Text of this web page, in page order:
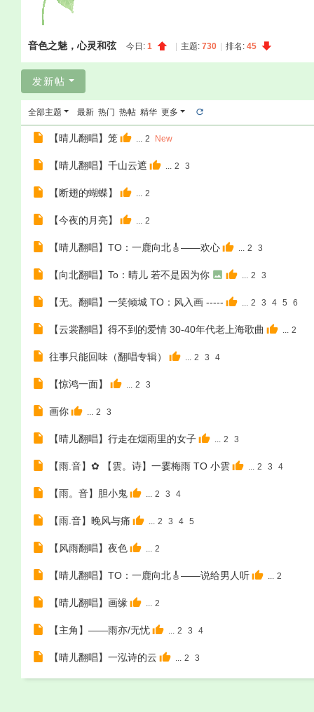
音色之魅，心灵和弦 今日: 1 主题: 730 排名: 45
发新帖
全部主题 最新 热门 热帖 精华 更多
【晴儿翻唱】笼 ... 2 New
【晴儿翻唱】千山云遮 ... 2 3
【断翅的蝴蝶】 ... 2
【今夜的月亮】 ... 2
【晴儿翻唱】TO：一鹿向北🎸——欢心 ... 2 3
【向北翻唱】To：晴儿 若不是因为你 ... 2 3
【无。翻唱】一笑倾城 TO：风入画 ----- ... 2 3 4 5 6
【云裳翻唱】得不到的爱情 30-40年代老上海歌曲 ... 2
往事只能回味（翻唱专辑） ... 2 3 4
【惊鸿一面】 ... 2 3
画你 ... 2 3
【晴儿翻唱】行走在烟雨里的女子 ... 2 3
【雨.音】✿ 【雲。诗】一霎梅雨 TO 小雲 ... 2 3 4
【雨。音】胆小鬼 ... 2 3 4
【雨.音】晚风与痛 ... 2 3 4 5
【风雨翻唱】夜色 ... 2
【晴儿翻唱】TO：一鹿向北🎸——说给男人听 ... 2
【晴儿翻唱】画缘 ... 2
【主角】——雨亦/无忧 ... 2 3 4
【晴儿翻唱】一泓诗的云 ... 2 3